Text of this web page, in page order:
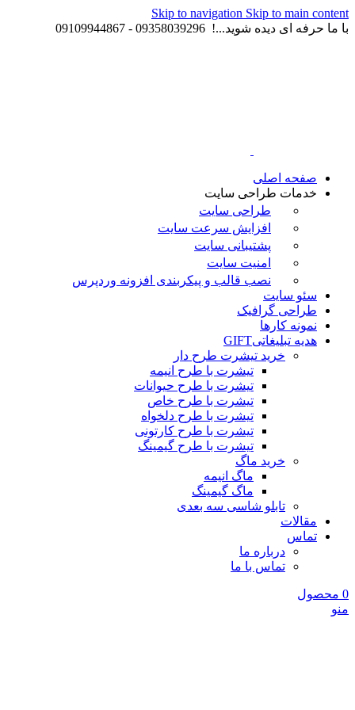
Skip to navigation Skip to main content
با ما حرفه ای دیده شوید...! 09358039296 - 09109944867
صفحه اصلی
خدمات طراحی سایت
طراحی سایت
افزایش سرعت سایت
پشتیبانی سایت
امنیت سایت
نصب قالب و پیکربندی افزونه وردپرس
سئو سایت
طراحی گرافیک
نمونه کارها
هدیه تبلیغاتیGIFT
خرید تیشرت طرح دار
تیشرت با طرح انیمه
تیشرت با طرح حیوانات
تیشرت با طرح خاص
تیشرت با طرح دلخواه
تیشرت با طرح کارتونی
تیشرت با طرح گیمینگ
خرید ماگ
ماگ انیمه
ماگ گیمینگ
تابلو شاسی سه بعدی
مقالات
تماس
درباره ما
تماس با ما
0 محصول
منو